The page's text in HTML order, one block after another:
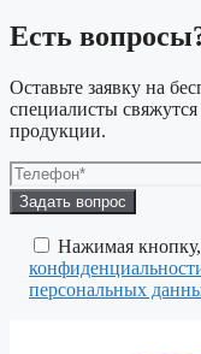
Есть
Оставьте заявку на
специалисты
продукции.
Оставьте
это
поле
пустым.
Нажимая
персональных